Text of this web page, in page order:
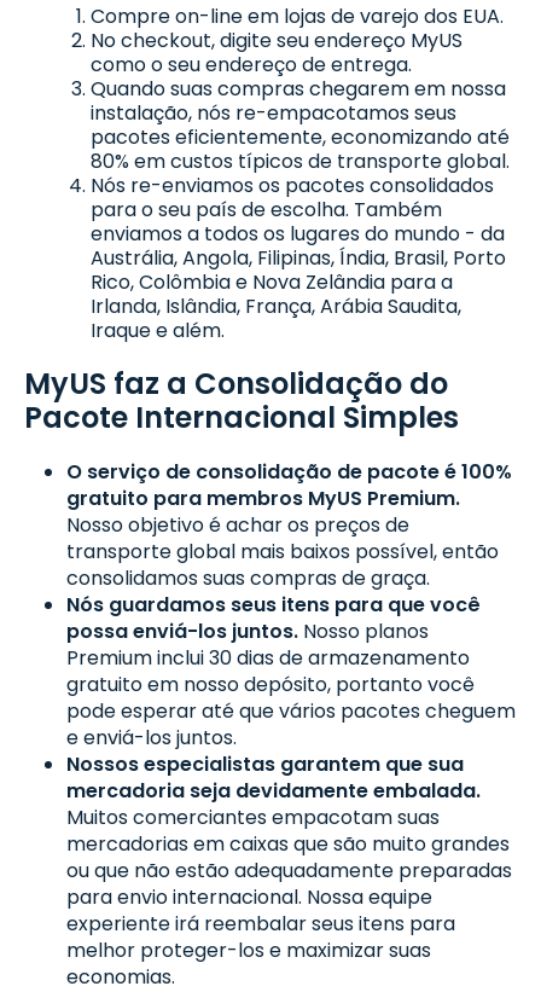
Compre on-line em lojas de varejo dos EUA.
No checkout, digite seu endereço MyUS
como o seu endereço de entrega.
Quando suas compras chegarem em nossa
instalação, nós re-empacotamos seus
pacotes eficientemente, economizando até
80% em custos típicos de transporte global.
Nós re-enviamos os pacotes consolidados
para o seu país de escolha. Também
enviamos a todos os lugares do mundo - da
Austrália, Angola, Filipinas, Índia, Brasil, Porto
Rico, Colômbia e Nova Zelândia para a
Irlanda, Islândia, França, Arábia Saudita,
Iraque e além.
MyUS faz a Consolidação do
Pacote Internacional Simples
O serviço de consolidação de pacote é 100%
gratuito para membros MyUS Premium.
Nosso objetivo é achar os preços de
transporte global mais baixos possível, então
consolidamos suas compras de graça.
Nós guardamos seus itens para que você
possa enviá-los juntos. Nosso planos
Premium inclui 30 dias de armazenamento
gratuito em nosso depósito, portanto você
pode esperar até que vários pacotes cheguem
e enviá-los juntos.
Nossos especialistas garantem que sua
mercadoria seja devidamente embalada.
Muitos comerciantes empacotam suas
mercadorias em caixas que são muito grandes
ou que não estão adequadamente preparadas
para envio internacional. Nossa equipe
experiente irá reembalar seus itens para
melhor proteger-los e maximizar suas
economias.